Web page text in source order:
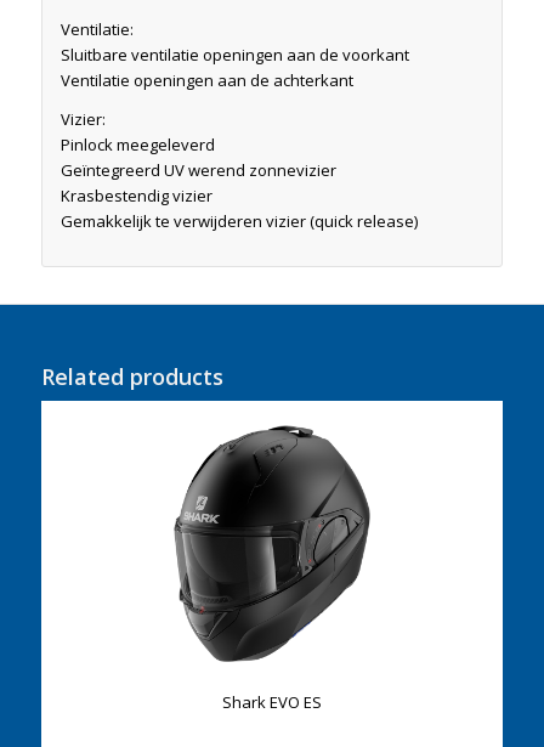
Ventilatie:
Sluitbare ventilatie openingen aan de voorkant
Ventilatie openingen aan de achterkant
Vizier:
Pinlock meegeleverd
Geïntegreerd UV werend zonnevizier
Krasbestendig vizier
Gemakkelijk te verwijderen vizier (quick release)
Related products
Shark EVO ES